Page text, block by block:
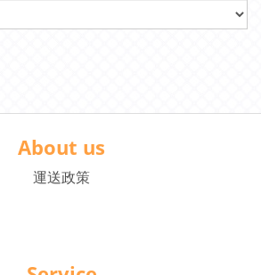
About us
運送政策